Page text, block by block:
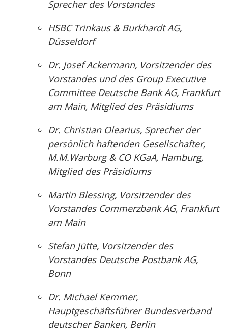
Sprecher des Vorstandes
HSBC Trinkaus & Burkhardt AG,
Düsseldorf
Dr. Josef Ackermann, Vorsitzender des
Vorstandes und des Group Executive
Committee Deutsche Bank AG, Frankfurt
am Main, Mitglied des Präsidiums
Dr. Christian Olearius, Sprecher der
persönlich haftenden Gesellschafter,
M.M.Warburg & CO KGaA, Hamburg,
Mitglied des Präsidiums
Martin Blessing, Vorsitzender des
Vorstandes Commerzbank AG, Frankfurt
am Main
Stefan Jütte, Vorsitzender des
Vorstandes Deutsche Postbank AG,
Bonn
Dr. Michael Kemmer,
Hauptgeschäftsführer Bundesverband
deutscher Banken, Berlin